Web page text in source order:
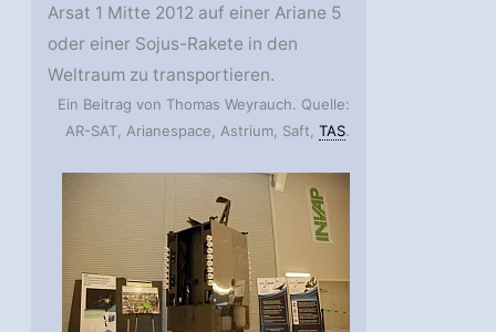
Arsat 1 Mitte 2012 auf einer Ariane 5
oder einer Sojus-Rakete in den
Weltraum zu transportieren.
Ein Beitrag von Thomas Weyrauch. Quelle:
AR-SAT, Arianespace, Astrium, Saft,TAS.